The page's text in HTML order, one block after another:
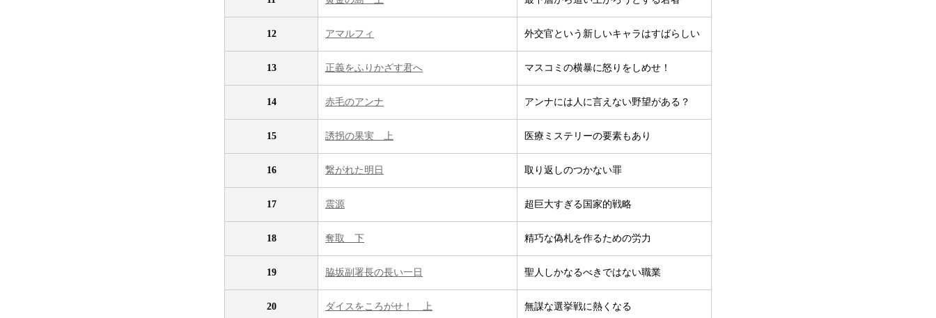
12 アマルフィ 外交官という新しいキャラはすばらしい
13 正義をふりかざす君へ マスコミの横暴に怒りをしめせ！
14 赤毛のアンナ アンナには人に言えない野望がある？
15 誘拐の果実 上 医療ミステリーの要素もあり
16 繋がれた明日 取り返しのつかない罪
17 震源 超巨大すぎる国家的戦略
18 奪取 下 精巧な偽札を作るための労力
19 脇坂副署長の長い一日 聖人しかなるべきではない職業
20 ダイスをころがせ！ 上 無謀な選挙戦に熱くなる